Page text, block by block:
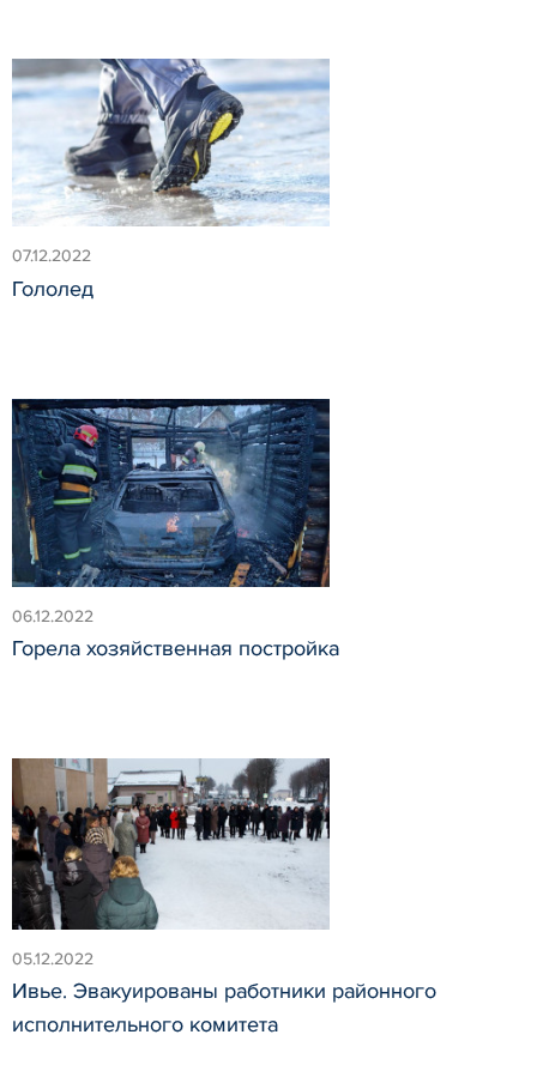
07.12.2022
Гололед
06.12.2022
Горела хозяйственная постройка
05.12.2022
Ивье. Эвакуированы работники районного
исполнительного комитета